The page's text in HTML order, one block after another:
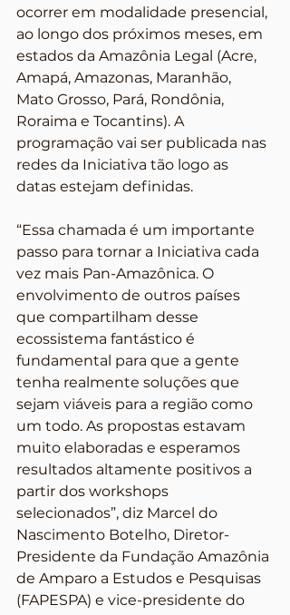
ocorrer em modalidade presencial,
ao longo dos próximos meses, em
estados da Amazônia Legal (Acre,
Amapá, Amazonas, Maranhão,
Mato Grosso, Pará, Rondônia,
Roraima e Tocantins). A
programação vai ser publicada nas
redes da Iniciativa tão logo as
datas estejam definidas.
“Essa chamada é um importante
passo para tornar a Iniciativa cada
vez mais Pan-Amazônica. O
envolvimento de outros países
que compartilham desse
ecossistema fantástico é
fundamental para que a gente
tenha realmente soluções que
sejam viáveis para a região como
um todo. As propostas estavam
muito elaboradas e esperamos
resultados altamente positivos a
partir dos workshops
selecionados”, diz Marcel do
Nascimento Botelho, Diretor-
Presidente da Fundação Amazônia
de Amparo a Estudos e Pesquisas
(FAPESPA) e vice-presidente do